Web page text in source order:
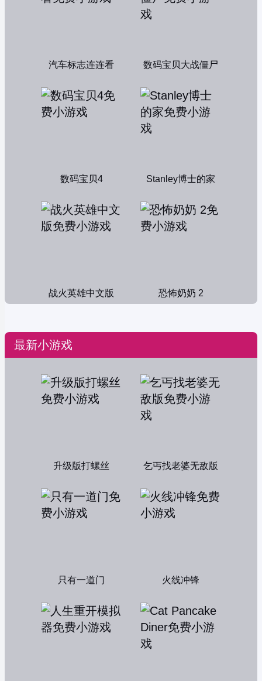
汽车标志连连看 数码宝贝大战僵尸
数码宝贝4 Stanley博士的家
战火英雄中文版 恐怖奶奶 2
最新小游戏
升级版打螺丝 乞丐找老婆无敌版
只有一道门 火线冲锋